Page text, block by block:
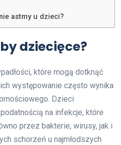
astmy u dzieci?
dziecięce?
które mogą dotknąć
występowanie często wynika
Dzieci
na infekcje, które
przez bakterie, wirusy, jak i
schorzeń u najmłodszych